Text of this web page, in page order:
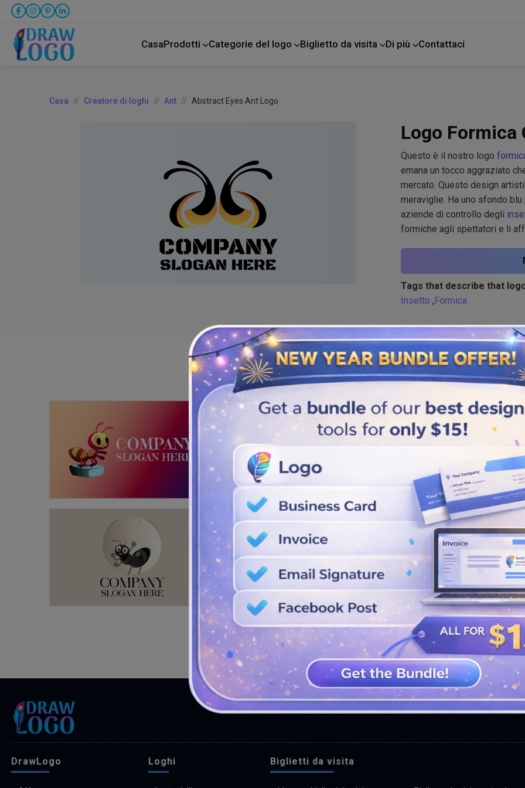
CasaProdotti Categorie del logo Biglietto da visita Di più Contattaci
Casa Creatore di loghi Ant Abstract Eyes Ant Logo
Logo
Questo è il nostro logo
emana un tocco aggraziato
mercato. Questo design
meraviglie. Ha uno sfondo
aziende di controllo degli
formiche agli spettatori e li
Tags that describe that
Insetto ,Formica
Similar logos
GUARDA PIÙ DISEGNI
DrawLogo Loghi Biglietti da visita